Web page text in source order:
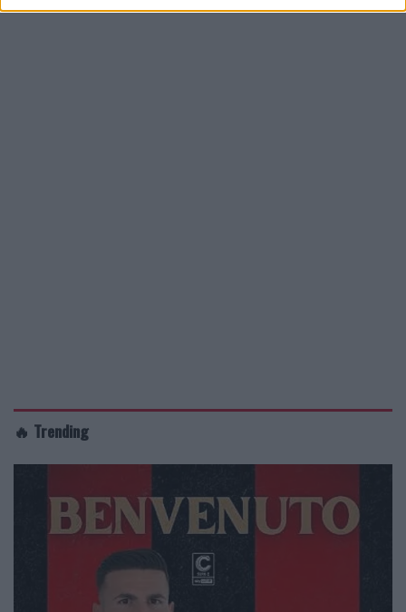
🔥 Trending